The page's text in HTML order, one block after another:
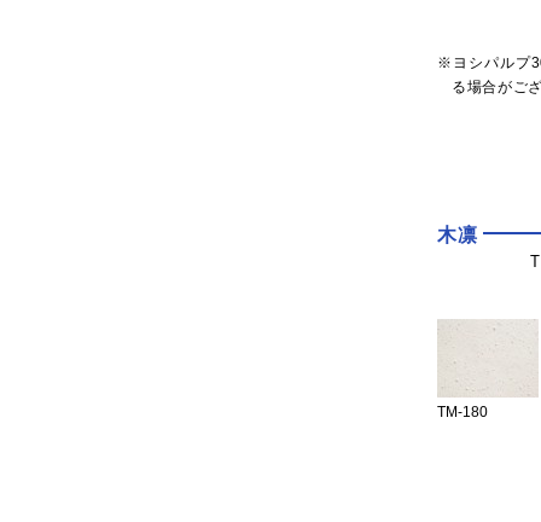
※ヨシパルプ
る場合がご
木凛
TM-180